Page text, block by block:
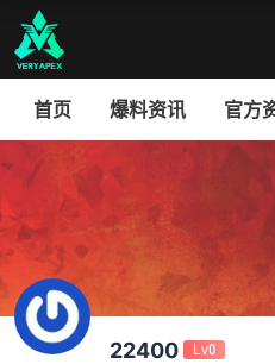
首页 爆料资讯 官方
22400 Lv0